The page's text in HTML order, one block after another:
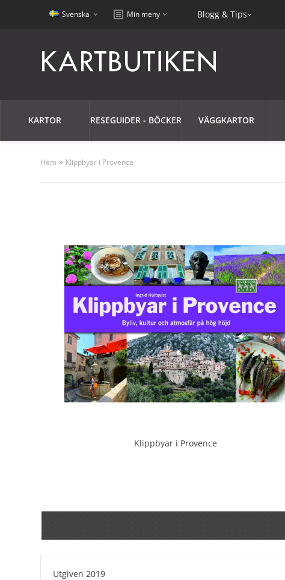
Svenska Min meny Blogg & Tips
KARTOR RESEGUIDER - BÖCKER VÄGGKARTOR
Hem » Klippbyar i Provence
Klippbyar i Provence
Utgiven 2019